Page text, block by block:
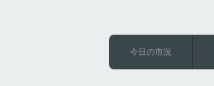
今日の市況